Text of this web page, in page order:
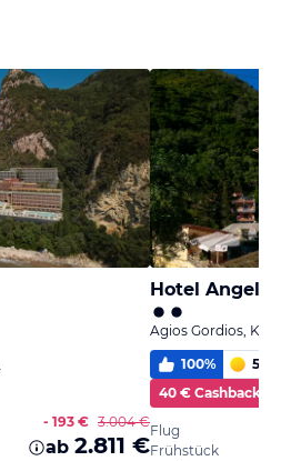
- 193 € 3.004 €
ab 2.811 €
Hotel
Agios Gordios,
100% 5,7
40 € Cashback
Flug
Frühstück